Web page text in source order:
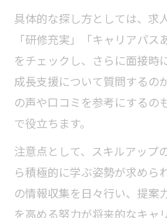
具体的な探し方としては、求
「研修充実」「キャリアパ
をチェックし、さらに面接時
成長支援について質問するの
の声や口コミを参考にするの
で役立ちます。
注意点として、スキルアップ
ら積極的に学ぶ姿勢が求めら
の情報収集を日々行い、提案
を高める努力が将来的なキャ